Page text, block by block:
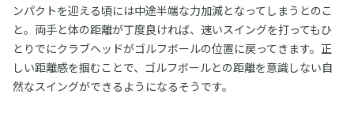
ンパクトを迎える頃には中途半端な力加減となってしまうとのこ
と。両手と体の距離が丁度良ければ、速いスイングを打ってもひ
とりでにクラブヘッドがゴルフボールの位置に戻ってきます。正
しい距離感を掴むことで、ゴルフボールとの距離を意識しない自
然なスイングができるようになるそうです。